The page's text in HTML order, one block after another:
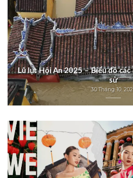
Lũ lụt Hội An 2025 – Biểu đồ
sử
30 Tháng 10,